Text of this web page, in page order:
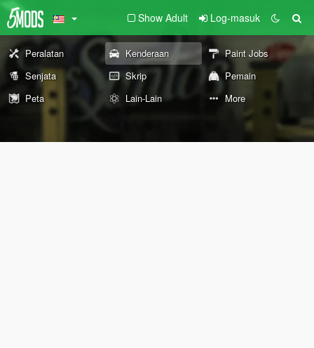
Show Adult Log-masuk
Peralatan Kenderaan
Paint Jobs
Senjata
Skrip
Pemain
Peta
Lain-Lain More